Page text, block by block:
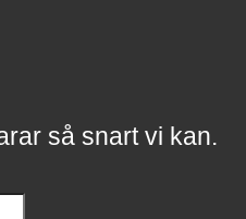
rså snart vi kan.